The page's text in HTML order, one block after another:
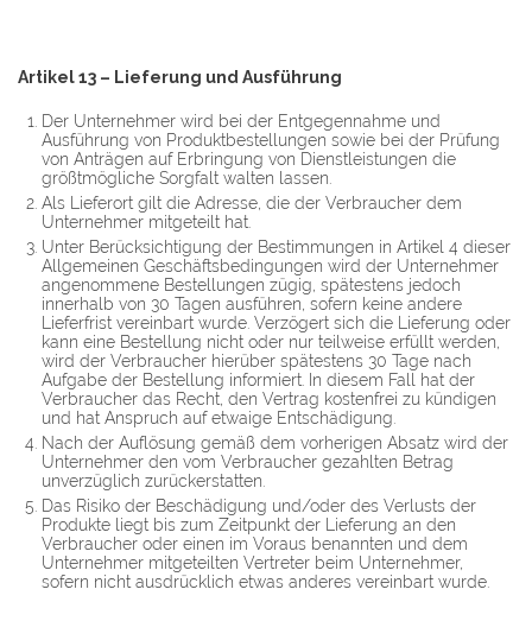
Artikel 13 – Lieferung und Ausführung
Der Unternehmer wird bei der Entgegennahme und
Ausführung von Produktbestellungen sowie bei der Prüfung
von Anträgen auf Erbringung von Dienstleistungen die
größtmögliche Sorgfalt walten lassen.
Als Lieferort gilt die Adresse, die der Verbraucher dem
Unternehmer mitgeteilt hat.
Unter Berücksichtigung der Bestimmungen in Artikel 4 dieser
Allgemeinen Geschäftsbedingungen wird der Unternehmer
angenommene Bestellungen zügig, spätestens jedoch
innerhalb von 30 Tagen ausführen, sofern keine andere
Lieferfrist vereinbart wurde. Verzögert sich die Lieferung oder
kann eine Bestellung nicht oder nur teilweise erfüllt werden,
wird der Verbraucher hierüber spätestens 30 Tage nach
Aufgabe der Bestellung informiert. In diesem Fall hat der
Verbraucher das Recht, den Vertrag kostenfrei zu kündigen
und hat Anspruch auf etwaige Entschädigung.
Nach der Auflösung gemäß dem vorherigen Absatz wird der
Unternehmer den vom Verbraucher gezahlten Betrag
unverzüglich zurückerstatten.
Das Risiko der Beschädigung und/oder des Verlusts der
Produkte liegt bis zum Zeitpunkt der Lieferung an den
Verbraucher oder einen im Voraus benannten und dem
Unternehmer mitgeteilten Vertreter beim Unternehmer,
sofern nicht ausdrücklich etwas anderes vereinbart wurde.